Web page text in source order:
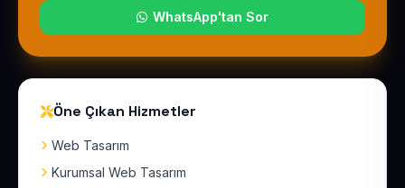
WhatsApp'tan Sor
Öne Çıkan Hizmetler
Web Tasarım
Kurumsal Web Tasarım